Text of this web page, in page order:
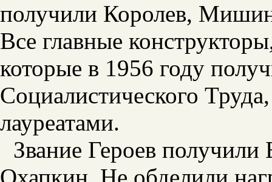
получили Королев,
Все главные
которые в 1956 году
Социалистического
лауреатами.
Звание Героев